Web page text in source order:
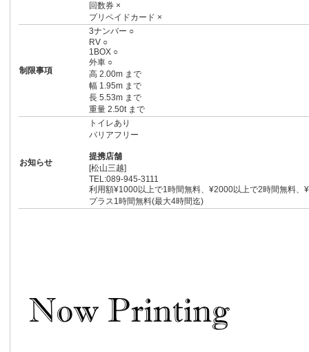
回数券 ×
プリペイドカード ×
制限事項
3ナンバー ○
RV ○
1BOX ○
外車 ○
高 2.00m まで
幅 1.95m まで
長 5.53m まで
重量 2.50t まで
お知らせ
トイレあり
バリアフリー
提携店舗
[松山三越]
TEL:089-945-3111
利用額¥1000以上で1時間無料、¥2000以上で2時間無料、
プラス1時間無料(最大4時間迄)